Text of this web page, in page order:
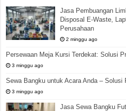
Jasa Pembuangan
Disposal E-Waste,
Perusahaan
2 minggu ago
Persewaan Meja Kursi Terdekat: Solusi
3 minggu ago
Sewa Bangku untuk Acara Anda – Solusi
3 minggu ago
Jasa Sewa Bangku